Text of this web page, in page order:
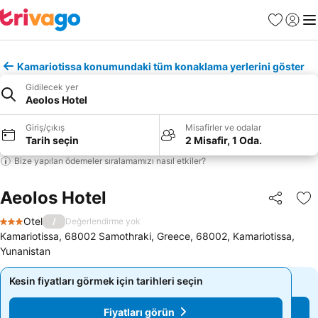
Favoriler
Giriş
Kamariotissa konumundaki tüm konaklama yerlerini göster
Gidilecek yer
Aeolos Hotel
Giriş/çıkış
Tarih seçin
Misafirler ve odalar
2 Misafir, 1 Oda.
Bize yapılan ödemeler sıralamamızı nasıl etkiler?
Aeolos Hotel Paylaş
3 Yıldız
Otel / Değerlendirme yok
Kamariotissa, 68002 Samothraki, Greece, 68002, Kamariotissa,
Yunanistan
Kesin fiyatları görmek için tarihleri seçin
Fiyatları görün
Kesin fiyatları görmek için tarihleri seçin
Fiyatları görün